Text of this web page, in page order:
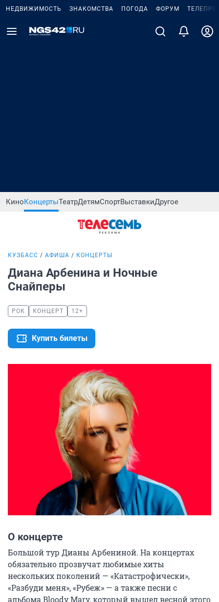
НЕДВИЖИМОСТЬ ЗНАКОМСТВА ПОГОДА ФОРУМ
КиноКонцертыТеатрДетямСпортВыставкиДругое
КУЗБАСС АФИША КОНЦЕРТЫ
Диана Арбенина и Ночные
Снайперы
РОК КОНЦЕРТ 12+
Купить билеты
О концерте
Большой тур Дианы Арбениной. На концертах
обязательно прозвучат любимые хиты
нескольких поколений — «Катастрофически»,
«Разбуди меня», «Рубеж» — а также песни с
альбома Bloody Mary, который вышел весной этого